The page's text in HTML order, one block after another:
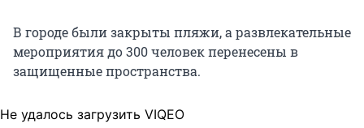
В городе были закрыты пляжи, а развлекательные
мероприятия до 300 человек перенесены в
защищенные пространства.
Не удалось загрузить VIQEO